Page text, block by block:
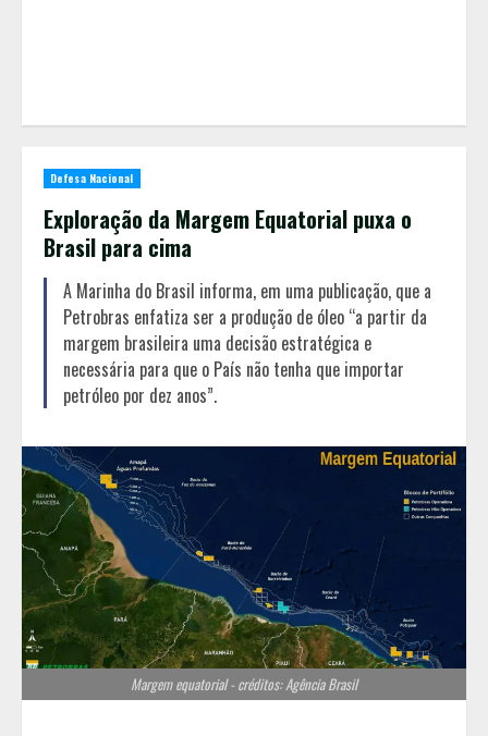
Defesa Nacional
Exploração da Margem Equatorial puxa o
Brasil para cima
A Marinha do Brasil informa, em uma publicação, que a
Petrobras enfatiza ser a produção de óleo “a partir da
margem brasileira uma decisão estratégica e
necessária para que o País não tenha que importar
petróleo por dez anos”.
Margem equatorial - créditos: Agência Brasil